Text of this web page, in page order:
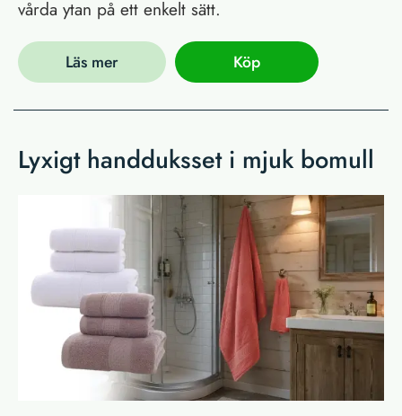
vårda ytan på ett enkelt sätt.
Läs mer Köp
Lyxigt handduksset i mjuk bomull